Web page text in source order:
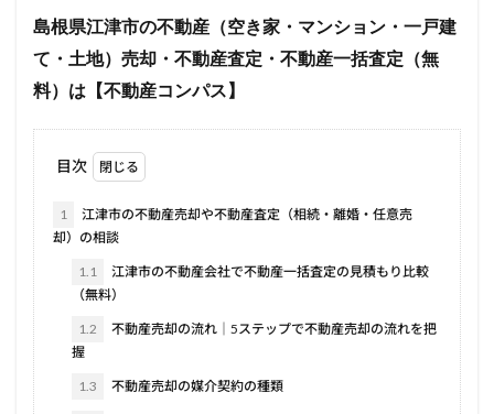
島根県江津市の不動産（空き家・マンション・一戸建
て・土地）売却・不動産査定・不動産一括査定（無
料）は【不動産コンパス】
目次
1
江津市の不動産売却や不動産査定（相続・離婚・任意売
却）の相談
1.1
江津市の不動産会社で不動産一括査定の見積もり比較
（無料）
1.2
不動産売却の流れ｜5ステップで不動産売却の流れを把
握
1.3 不動産売却の媒介契約の種類